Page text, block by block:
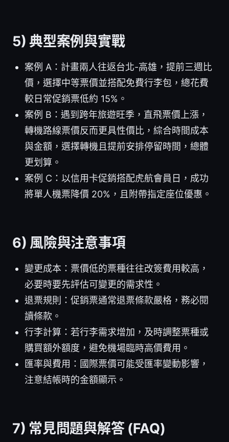
5) 典型案例與實戰
案例 A：計畫兩人往返台北-高雄，提前三週比
價，選擇中等票價並搭配免費行李包，總花費
較日常促銷票低約 15%。
案例 B：遇到跨年旅遊旺季，直飛票價上漲，
轉機路線票價反而更具性價比，綜合時間成本
與金額，選擇轉機且提前安排停留時間，總體
更划算。
案例 C：以信用卡促銷搭配虎航會員日，成功
將單人機票降價 20%，且附帶指定座位優惠。
6) 風險與注意事項
變更成本：票價低的票種往往改簽費用較高，
必要時要先評估可變更的需求性。
退票規則：促銷票通常退票條款嚴格，務必閱
讀條款。
行李計算：若行李需求增加，及時調整票種或
購買額外額度，避免機場臨時高價費用。
匯率與費用：國際票價可能受匯率變動影響，
注意結帳時的金額顯示。
7) 常見問題與解答 (FAQ)